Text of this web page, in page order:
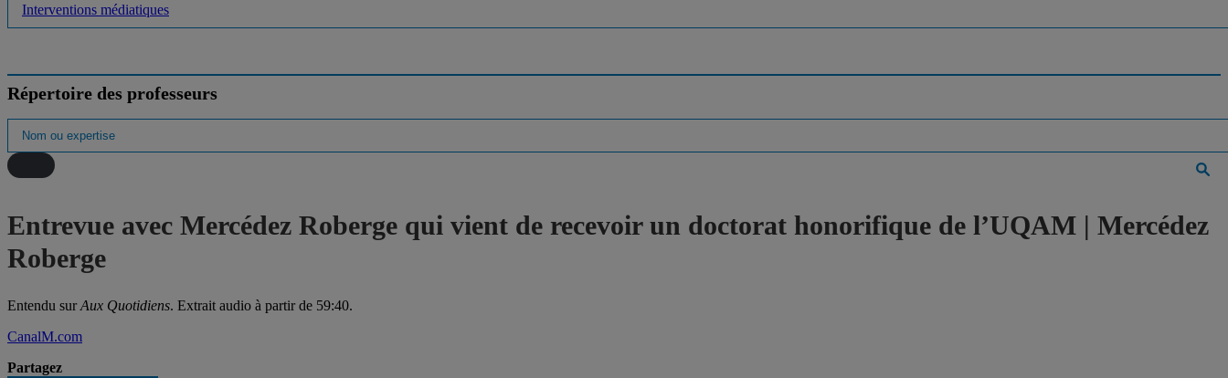
Interventions médiatiques
Répertoire des professeurs
Entrevue avec Mercédez Roberge qui vient de recevoir un doctorat honorifique de l’UQAM | Mercédez
Roberge
Entendu surAux Quotidiens. Extrait audio à partir de 59:40.
CanalM.com
Partagez